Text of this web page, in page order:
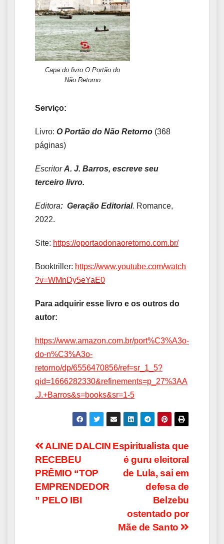
Capa do livro O Portão do
Não Retorno
Serviço:
Livro: O Portão do Não Retorno (368
páginas)
EscritorA. J. Barros, escreve seu
terceiro livro.
Editora: Geração Editorial. Romance,
2022.
Site: https://oportaodonaoretorno.com.br/
Booktriller: https://www.youtube.com/watch
?v=WMnDy5eYaE0
Para adquirir esse livro e os outros do
autor:
https://www.amazon.com.br/port%C3%A3o-
do-n%C3%A3o-
retorno/dp/6556470856/ref=sr_1_5?
qid=1666282330&refinements=p_27%3AA
.J.+Barros&s=books&sr=1-5
Navegação
de
Post
Espiritualista que
é guru eleitoral
de Lula, sai em
defesa de
Belzebu
ostentado por
Mãe de Santo
ALINE DALCIN
RECEBEU
PRÊMIO “TOP
EMPRENDEDOR
” PELO IBI